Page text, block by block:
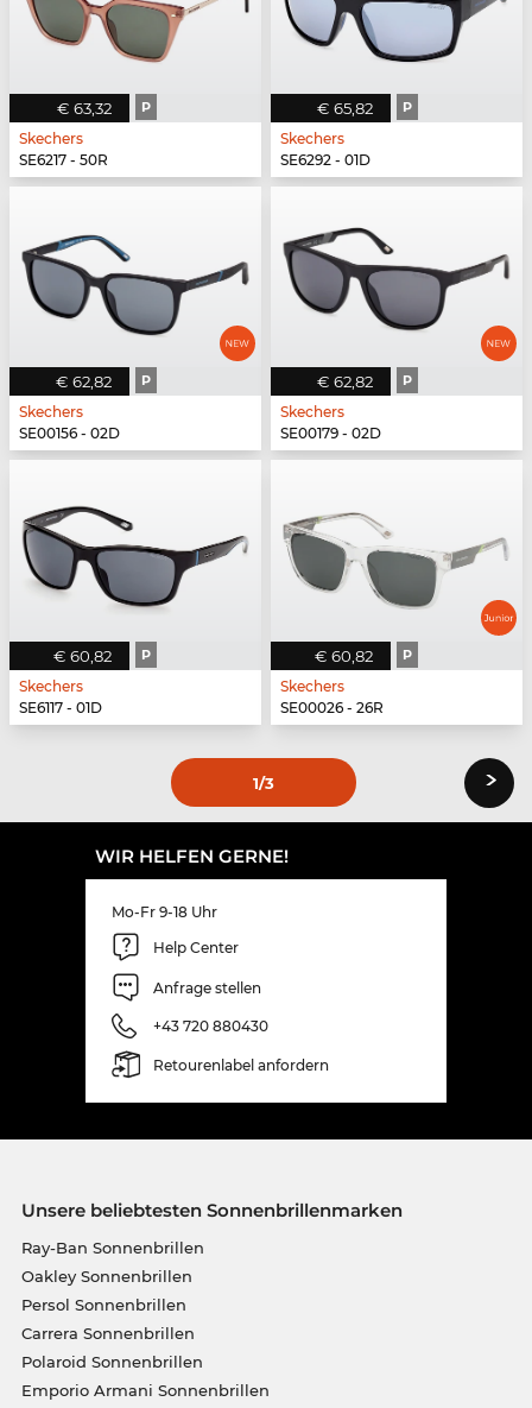
€ 63,32 P
Skechers
SE6217 - 50R
€ 65,82 P
Skechers
SE6292 - 01D
€ 62,82 P
Skechers
SE00156 - 02D
€ 62,82 P
Skechers
SE00179 - 02D
€ 60,82 P
Skechers
SE6117 - 01D
€ 60,82 P
Skechers
SE00026 - 26R
1/3 ›
WIR HELFEN GERNE!
Mo-Fr 9-18 Uhr
Help Center
Anfrage stellen
+43 720 880430
Retourenlabel anfordern
Unsere beliebtesten Sonnenbrillenmarken
Ray-Ban Sonnenbrillen
Oakley Sonnenbrillen
Persol Sonnenbrillen
Carrera Sonnenbrillen
Polaroid Sonnenbrillen
Emporio Armani Sonnenbrillen